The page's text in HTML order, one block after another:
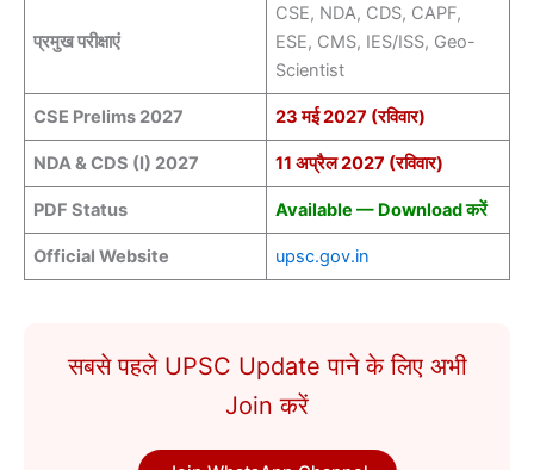
प्रमुख परीक्षाएं
CSE, NDA, CDS, CAPF,
ESE, CMS, IES/ISS, Geo-
Scientist
CSE Prelims 2027 23 मई 2027 (रविवार)
NDA & CDS (I) 2027 11 अप्रैल 2027 (रविवार)
PDF Status Available — Download करें
Official Website upsc.gov.in
सबसे पहले UPSC Update पाने के लिए अभी
Join करें